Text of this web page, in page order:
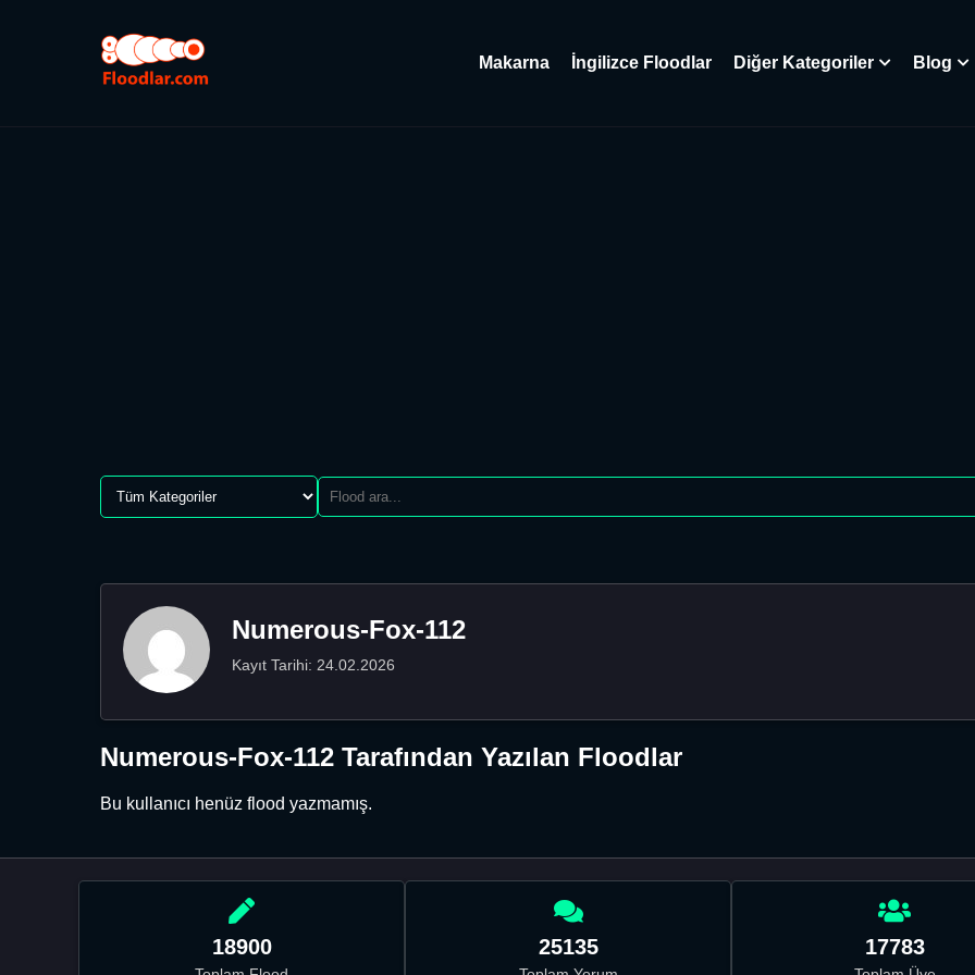
Makarna İngilizce Floodlar Diğer Kategoriler Blog
Numerous-Fox-112
Kayıt Tarihi: 24.02.2026
Numerous-Fox-112 Tarafından Yazılan Floodlar
Bu kullanıcı henüz flood yazmamış.
18900 25135 17783